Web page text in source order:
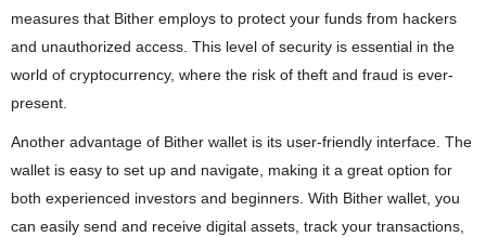
measures that Bither employs to protect your funds from hackers
and unauthorized access. This level of security is essential in the
world of cryptocurrency, where the risk of theft and fraud is ever-
present.
Another advantage of Bither wallet is its user-friendly interface. The
wallet is easy to set up and navigate, making it a great option for
both experienced investors and beginners. With Bither wallet, you
can easily send and receive digital assets, track your transactions,